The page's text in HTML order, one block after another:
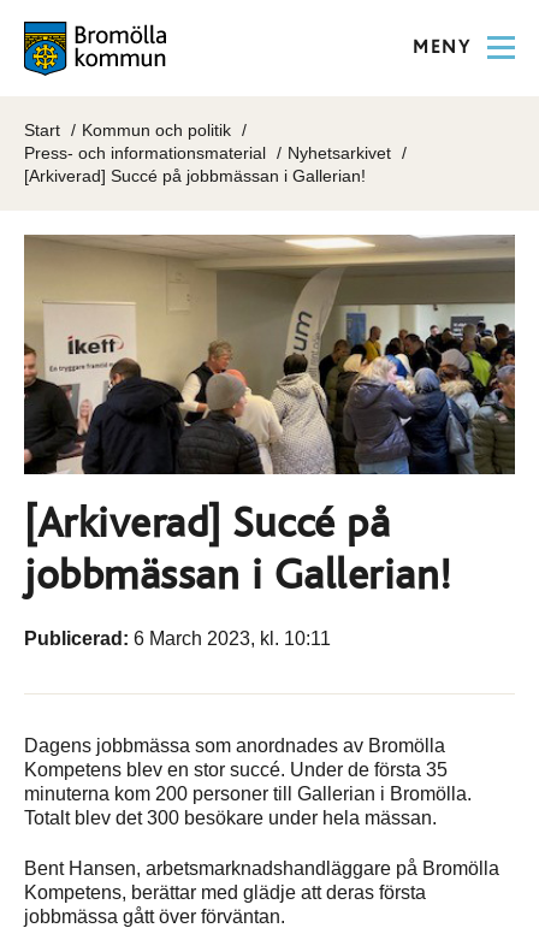
MENY
Start
Kommun och politik
Press- och informationsmaterial
Nyhetsarkivet
[Arkiverad] Succé på jobbmässan i Gallerian!
[Arkiverad] Succé på
jobbmässan i Gallerian!
Publicerad: 6 March 2023, kl. 10:11
Dagens jobbmässa som anordnades av Bromölla
Kompetens blev en stor succé. Under de första 35
minuterna kom 200 personer till Gallerian i Bromölla.
Totalt blev det 300 besökare under hela mässan.
Bent Hansen, arbetsmarknadshandläggare på Bromölla
Kompetens, berättar med glädje att deras första
jobbmässa gått över förväntan.